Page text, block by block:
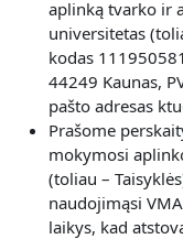
aplinką tvarko ir
universitetas
kodas
44249 Kaunas,
pašto adresas
Prašome
mokymosi
(toliau –
naudojimąsi
laikys, kad